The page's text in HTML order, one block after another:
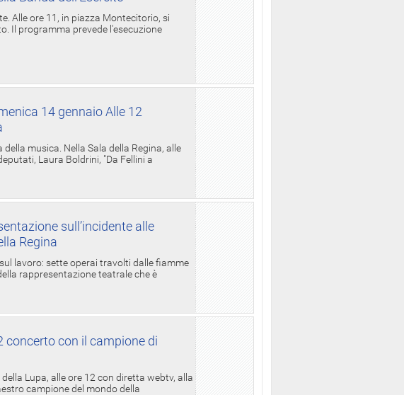
Alle ore 11, in piazza Montecitorio, si
Il programma prevede l'esecuzione
14 gennaio Alle 12
musica. Nella Sala della Regina, alle
Laura Boldrini, "Da Fellini a
sull’incidente alle
Regina
lavoro: sette operai travolti dalle fiamme
rappresentazione teatrale che è
concerto con il campione di
Lupa, alle ore 12 con diretta webtv, alla
campione del mondo della